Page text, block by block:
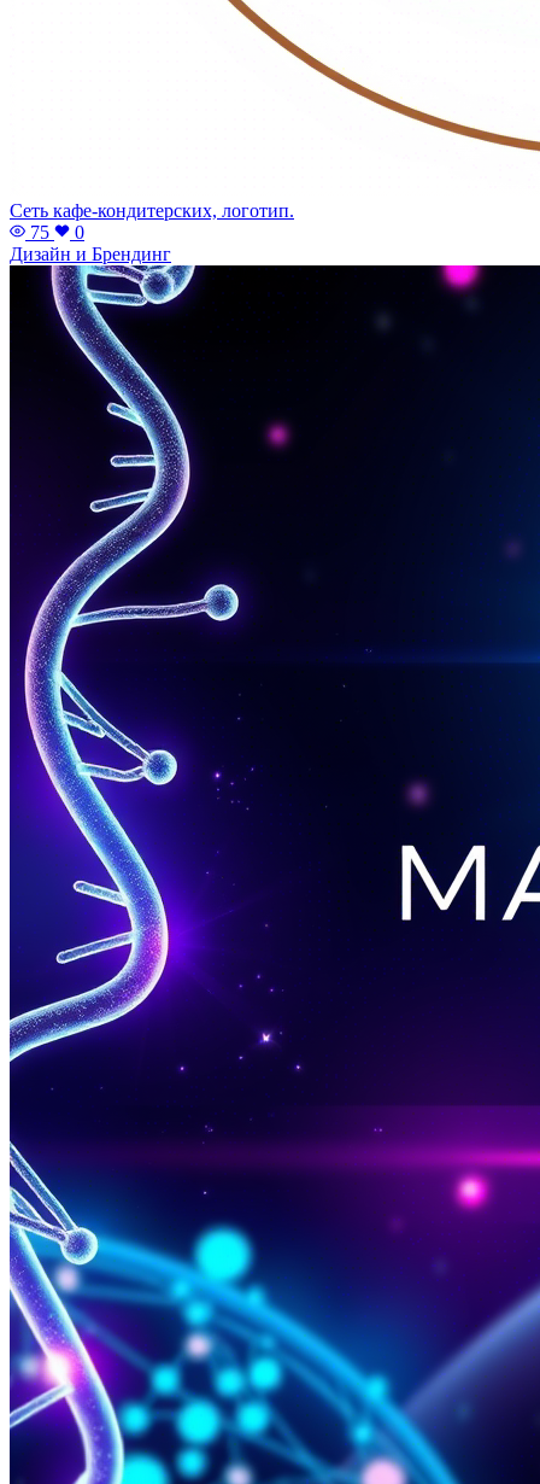
Сеть кафе-кондитерских, логотип.
75
0
Дизайн и Брендинг